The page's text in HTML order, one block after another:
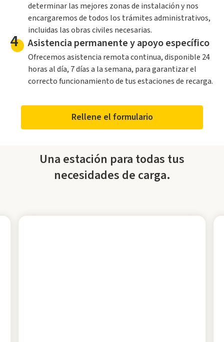
determinar las mejores zonas de instalación y nos
encargaremos de todos los trámites administrativos,
incluidas las obras civiles necesarias.
4 Asistencia permanente y apoyo específico
Ofrecemos asistencia remota continua, disponible 24
horas al día, 7 días a la semana, para garantizar el
correcto funcionamiento de tus estaciones de recarga.
Rellene el formulario
Una estación para todas tus
necesidades de carga.